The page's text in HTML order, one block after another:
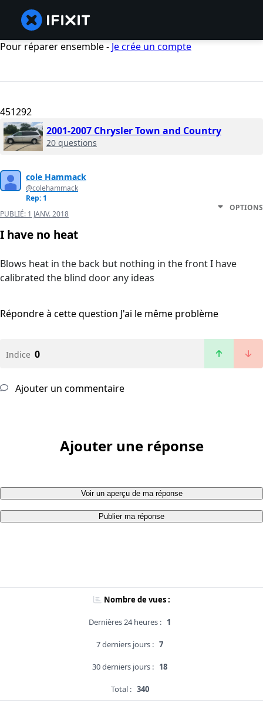
Pour réparer ensemble - Je crée un compte
451292
2001-2007 Chrysler Town and Country
20 questions
cole Hammack
@colehammack
Rep: 1
PUBLIÉ: 1 JANV. 2018
OPTIONS
I have no heat
Blows heat in the back but nothing in the front I have
calibrated the blind door any ideas
Répondre à cette question J'ai le même problème
Indice 0
Ajouter un commentaire
Ajouter une réponse
Voir un aperçu de ma réponse
Publier ma réponse
Nombre de vues :
Dernières 24 heures : 1
7 derniers jours : 7
30 derniers jours : 18
Total : 340